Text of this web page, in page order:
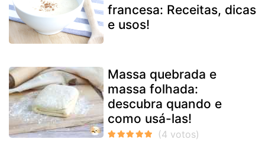
francesa: Receitas, dicas
e usos!
Massa quebrada e
massa folhada:
descubra quando e
como usá-las!